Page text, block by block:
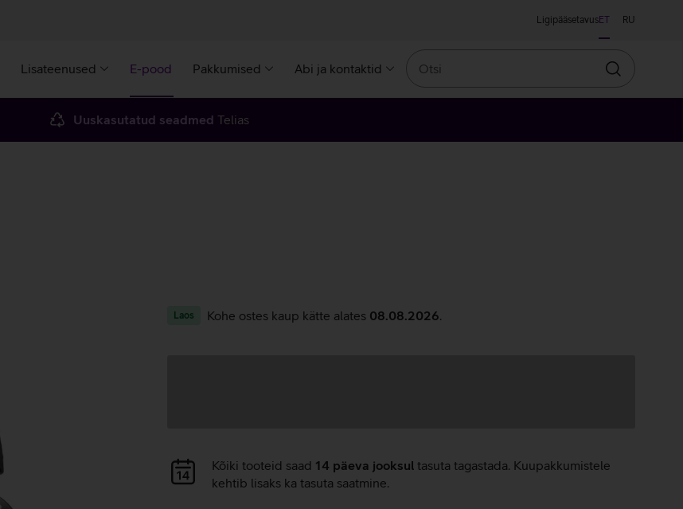
LigipääsetavusET RU
Lisateenused E-pood Pakkumised Abi ja kontaktid
Otsin
Uuskasutatud seadmed Telias
Laos Kohe ostes kaup kätte alates 08.08.2026
Andmete
laadimine
Kõiki tooteid saad 14 päeva jooksul tasuta tagastada. Kuupakkumistele
kehtib lisaks ka tasuta saatmine.